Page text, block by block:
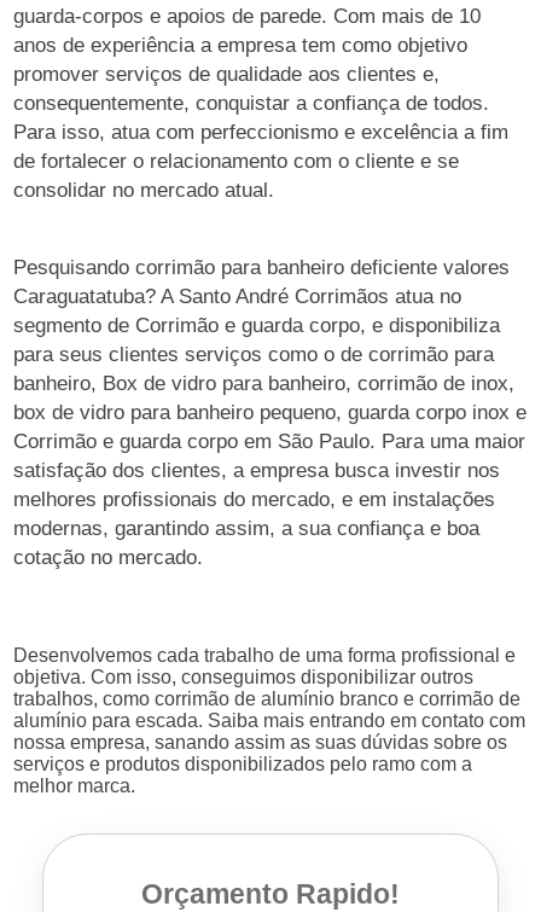
guarda-corpos e apoios de parede. Com mais de 10
anos de experiência a empresa tem como objetivo
promover serviços de qualidade aos clientes e,
consequentemente, conquistar a confiança de todos.
Para isso, atua com perfeccionismo e excelência a fim
de fortalecer o relacionamento com o cliente e se
consolidar no mercado atual.
Pesquisando corrimão para banheiro deficiente valores
Caraguatatuba? A Santo André Corrimãos atua no
segmento de Corrimão e guarda corpo, e disponibiliza
para seus clientes serviços como o de corrimão para
banheiro, Box de vidro para banheiro, corrimão de inox,
box de vidro para banheiro pequeno, guarda corpo inox e
Corrimão e guarda corpo em São Paulo. Para uma maior
satisfação dos clientes, a empresa busca investir nos
melhores profissionais do mercado, e em instalações
modernas, garantindo assim, a sua confiança e boa
cotação no mercado.
Desenvolvemos cada trabalho de uma forma profissional e
objetiva. Com isso, conseguimos disponibilizar outros
trabalhos, como corrimão de alumínio branco e corrimão de
alumínio para escada. Saiba mais entrando em contato com
nossa empresa, sanando assim as suas dúvidas sobre os
serviços e produtos disponibilizados pelo ramo com a
melhor marca.
Orçamento Rapido!